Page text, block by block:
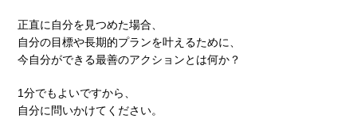
正直に自分を見つめた場合、
自分の目標や長期的プランを叶えるために、
今自分ができる最善のアクションとは何か？
1分でもよいですから、
自分に問いかけてください。